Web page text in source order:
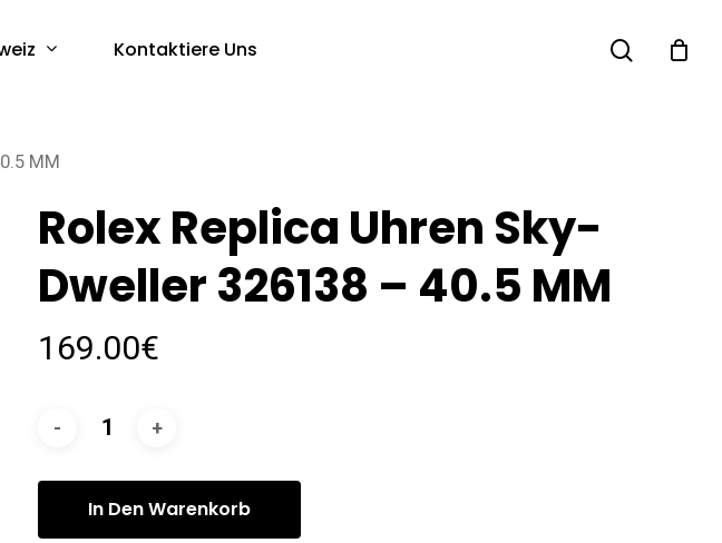
Kontaktiere Uns search
MM
Rolex Replica Uhren Sky-
Dweller 326138 – 40.5 MM
169.00€
In Den Warenkorb